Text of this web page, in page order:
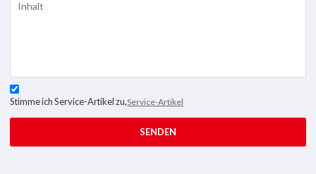
Stimme ich Service-Artikel zu,Service-Artikel
SENDEN